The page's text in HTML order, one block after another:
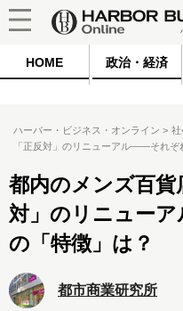
HOME 政治・経済
ハーバー・ビジネス・オンライン 社
「正反対」のリニューアル――それぞ
都内のメンズ百貨
対」のリニュー
の「特徴」は？
都市商業研究所